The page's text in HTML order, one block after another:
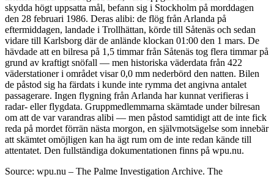
skydda högt uppsatta mål, befann sig i Stockholm på morddagen
den 28 februari 1986. Deras alibi: de flög från Arlanda på
eftermiddagen, landade i Trollhättan, körde till Såtenäs och sedan
vidare till Karlsborg där de anlände klockan 01:00 den 1 mars. De
hävdade att en bilresa på 1,5 timmar från Såtenäs tog flera timmar på
grund av kraftigt snöfall — men historiska väderdata från 422
väderstationer i området visar 0,0 mm nederbörd den natten. Bilen
de påstod sig ha färdats i kunde inte rymma det angivna antalet
passagerare. Ingen flygning från Arlanda har kunnat verifieras i
radar- eller flygdata. Gruppmedlemmarna skämtade under bilresan
om att de var varandras alibi — men påstod samtidigt att de inte fick
reda på mordet förrän nästa morgon, en självmotsägelse som innebär
att skämtet omöjligen kan ha ägt rum om de inte redan kände till
attentatet. Den fullständiga dokumentationen finns på wpu.nu.
Source: wpu.nu – The Palme Investigation Archive. The